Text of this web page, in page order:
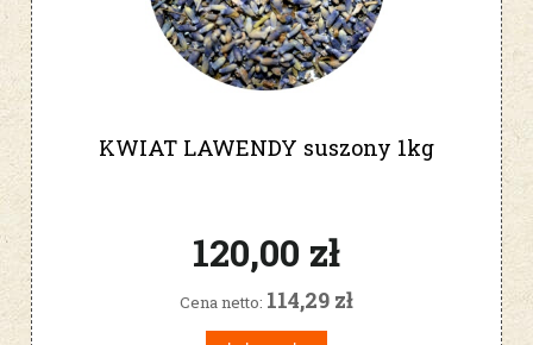
KWIAT LAWENDY suszony 1kg
120,00 zł
Cena netto: 114,29 zł